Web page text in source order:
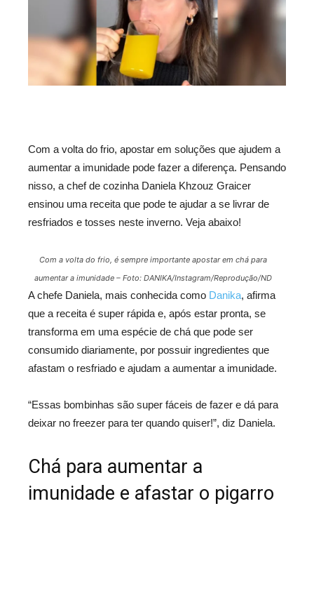
Com a volta do frio, apostar em soluções que ajudem a
aumentar a imunidade pode fazer a diferença. Pensando
nisso, a chef de cozinha Daniela Khzouz Graicer
ensinou uma receita que pode te ajudar a se livrar de
resfriados e tosses neste inverno. Veja abaixo!
Com a volta do frio, é sempre importante apostar em chá para
aumentar a imunidade – Foto: DANIKA/Instagram/Reprodução/ND
A chefe Daniela, mais conhecida como Danika, afirma
que a receita é super rápida e, após estar pronta, se
transforma em uma espécie de chá que pode ser
consumido diariamente, por possuir ingredientes que
afastam o resfriado e ajudam a aumentar a imunidade.
“Essas bombinhas são super fáceis de fazer e dá para
deixar no freezer para ter quando quiser!”, diz Daniela.
Chá para aumentar a
imunidade e afastar o pigarro